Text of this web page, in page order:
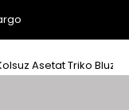
Asetat Triko Bluz